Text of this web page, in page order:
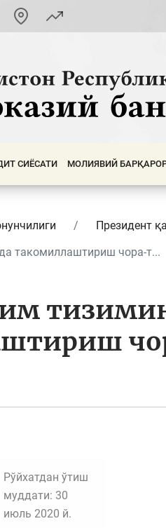
СИЁСАТИ МОЛИЯВИЙ
Президент
такомиллаштириш чора-т...
Рўйхатдан ўтиш
муддати: 30
июль 2020 й.